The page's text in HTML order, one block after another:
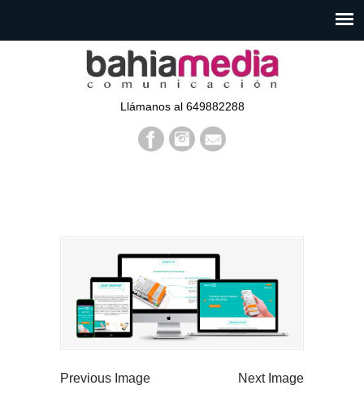
Llámanos al 649882288
Previous Image Next Image